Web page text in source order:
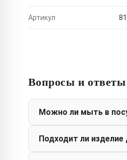
Артикул
Вопросы и ответы
Можно ли мыть в
Подходит ли